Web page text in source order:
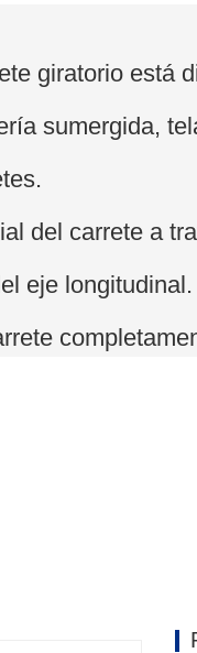
giratorio está
sumergida,
del carrete a
eje longitudinal.
y protege